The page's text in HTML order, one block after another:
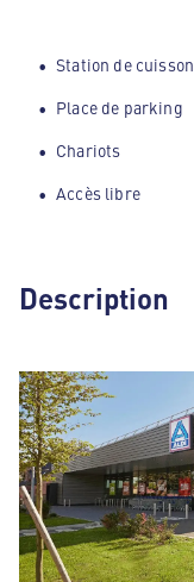
Station de cuisson
Place de parking
Chariots
Accès libre
Description